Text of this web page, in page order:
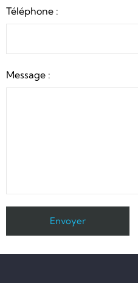
Téléphone :
Message :